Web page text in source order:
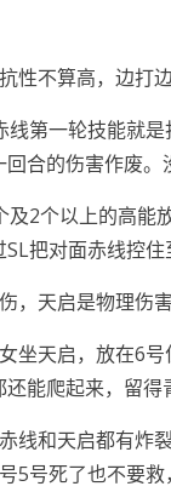
性不算高，边打
线第一轮技能就
合的伤害作废。
及2个以上的高能
把对面赤线控住
，天启是物理伤
坐天启，放在6
还能爬起来，留
线和天启都有炸
5号死了也不要